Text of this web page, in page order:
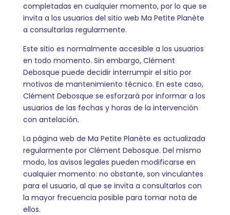
completadas en cualquier momento, por lo que se
invita a los usuarios del sitio web Ma Petite Planète
a consultarlas regularmente.
Este sitio es normalmente accesible a los usuarios
en todo momento. Sin embargo, Clément
Debosque puede decidir interrumpir el sitio por
motivos de mantenimiento técnico. En este caso,
Clément Debosque se esforzará por informar a los
usuarios de las fechas y horas de la intervención
con antelación.
La página web de Ma Petite Planète es actualizada
regularmente por Clément Debosque. Del mismo
modo, los avisos legales pueden modificarse en
cualquier momento: no obstante, son vinculantes
para el usuario, al que se invita a consultarlos con
la mayor frecuencia posible para tomar nota de
ellos.